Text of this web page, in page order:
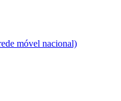
móvel nacional)